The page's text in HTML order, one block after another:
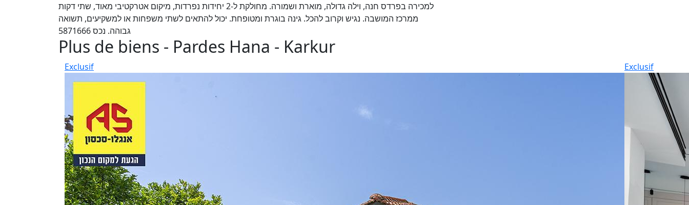
למכירה בפרדס חנה, וילה גדולה, מוארת ושמורה. מחולקת ל-2 יחידות נפרדות, מיקום אטרקטיבי מאוד, שתי דקות
ממרכז המושבה. נגיש וקרוב להכל. גינה בוגרת ומטופחת. יכול להתאים לשתי משפחות או למשקיעים, תשואה
גבוהה. נכס 5871666
Plus de biens - Pardes Hana - Karkur
Exclusif Exclusif